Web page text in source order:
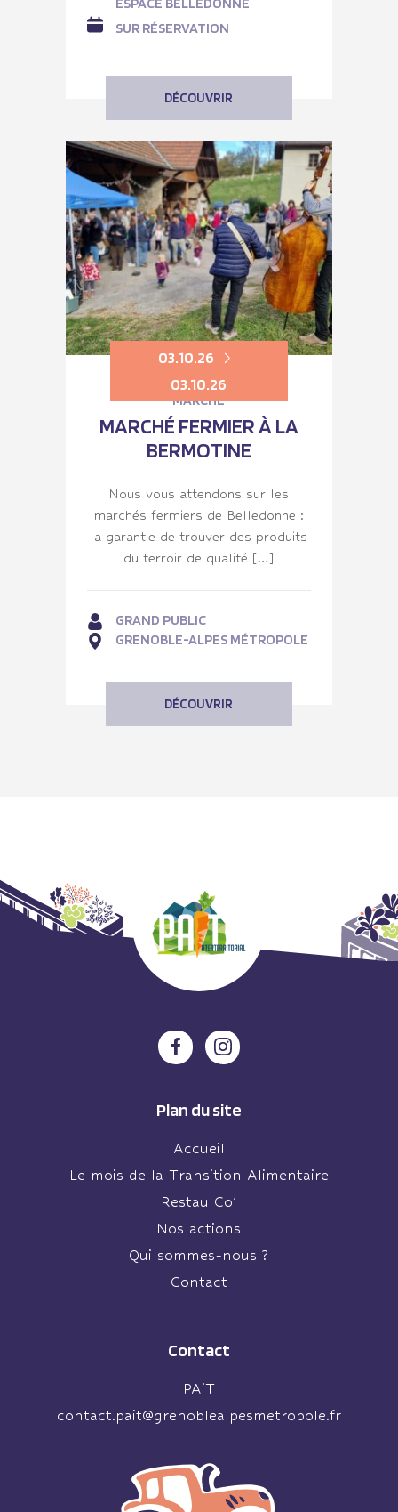
SUR RÉSERVATION
DÉCOUVRIR
03.10.26
03.10.26
MARCHÉ
MARCHÉ FERMIER À LA
BERMOTINE
Nous vous attendons sur les
marchés fermiers de Belledonne :
la garantie de trouver des produits
du terroir de qualité […]
GRAND PUBLIC
GRENOBLE-ALPES MÉTROPOLE
DÉCOUVRIR
Plan du site
Accueil
Le mois de la Transition Alimentaire
Restau Co’
Nos actions
Qui sommes-nous ?
Contact
Contact
PAiT
contact.pait@grenoblealpesmetropole.fr